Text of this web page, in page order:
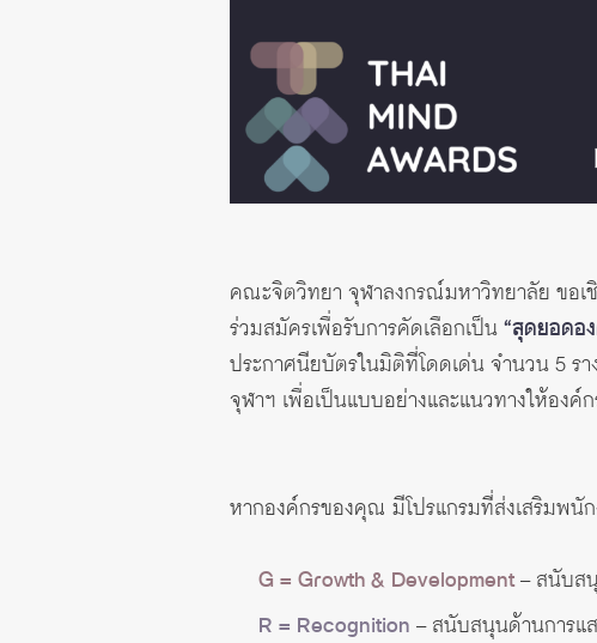
คณะจิตวิทยา จุฬาลงกรณ์มหาวิทยาลัย ขอเ
ร่วมสมัครเพื่อรับการคัดเลือกเป็น“สุดยอดอ
ประกาศนียบัตรในมิติที่โดดเด่น จำนวน 5 ร
จุฬาฯ เพื่อเป็นแบบอย่างและแนวทางให้อง
หากองค์กรของคุณ มีโปรแกรมที่ส่งเสริมพนั
G = Growth & Development– สนับส
R = Recognition – สนับสนุนด้านการแ